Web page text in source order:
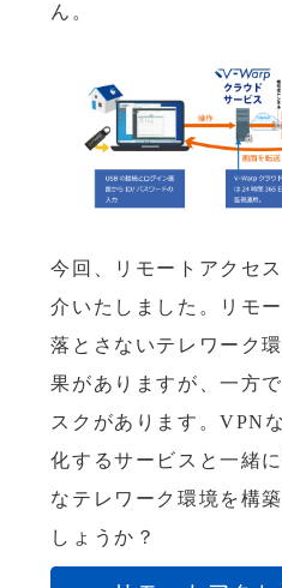
ん。
今回、リモートアクセ
介いたしました。リモ
落とさないテレワーク
果がありますが、一方
スクがあります。VPN
化するサービスと一緒
なテレワーク環境を構
しょうか？